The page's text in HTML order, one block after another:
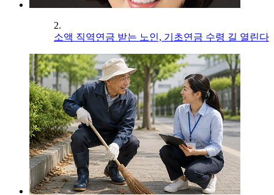
2.
소액 직역연금 받는 노인, 기초연금 수령 길 열린다